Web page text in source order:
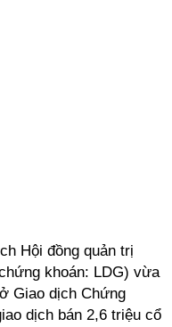
Hội đồng quản trị
khoán: LDG) vừa
Giao dịch Chứng
dịch bán 2,6 triệu cổ